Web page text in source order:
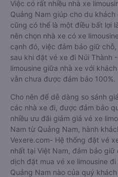
Việc có rất nhiều nhà xe
Quảng Nam giúp cho du
cũng có thể là một điều bất lợi
nên chọn nhà xe có xe
cạnh đó, việc đảm bảo giữ
sau khi đặt vé xe đi Núi Thành
limousine giữa nhà xe với
vẫn chưa được đảm bảo 100%.
Cho nên để dễ dàng so sánh
các nhà xe đi, được đảm bảo
nhiều ưu đãi giảm giá vé xe
Nam từ Quảng Nam, hành
Vexere.com- Hệ thống đặt vé
nhất tại Việt Nam, đảm bảo
dịch đặt mua vé xe limousine
Quảng Nam nào của quý